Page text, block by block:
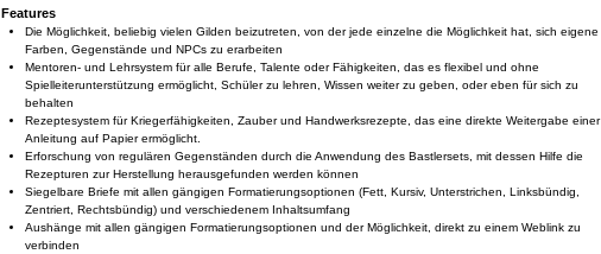
Features
Die Möglichkeit, beliebig vielen Gilden beizutreten, von der jede einzelne die Möglichkeit hat, sich eigene
Farben, Gegenstände und NPCs zu erarbeiten
Mentoren- und Lehrsystem für alle Berufe, Talente oder Fähigkeiten, das es flexibel und ohne
Spielleiterunterstützung ermöglicht, Schüler zu lehren, Wissen weiter zu geben, oder eben für sich zu
behalten
Rezeptesystem für Kriegerfähigkeiten, Zauber und Handwerksrezepte, das eine direkte Weitergabe einer
Anleitung auf Papier ermöglicht.
Erforschung von regulären Gegenständen durch die Anwendung des Bastlersets, mit dessen Hilfe die
Rezepturen zur Herstellung herausgefunden werden können
Siegelbare Briefe mit allen gängigen Formatierungsoptionen (Fett, Kursiv, Unterstrichen, Linksbündig,
Zentriert, Rechtsbündig) und verschiedenem Inhaltsumfang
Aushänge mit allen gängigen Formatierungsoptionen und der Möglichkeit, direkt zu einem Weblink zu
verbinden